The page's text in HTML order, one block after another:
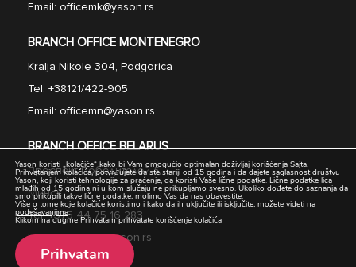
Email: officemk@yason.rs
BRANCH OFFICE MONTENEGRO
Kralja Nikole 304, Podgorica
Tel: +38121/422-905
Email: officemn@yason.rs
BRANCH OFFICE BELARUS
Проспект Победителeй 5,
Минск
Tel: +375 44 75 16 283
Email:officeby@yason.rs
Yason koristi „kolačiće“ kako bi Vam omogućio optimalan doživljaj korišćenja Sajta.
Prihvatanjem kolačića, potvrđujete da ste stariji od 15 godina i da dajete saglasnost društvu
Yason, koji koristi tehnologije za praćenje, da koristi Vaše lične podatke. Lične podatke lica
mlađih od 15 godina ni u kom slučaju ne prikupljamo svesno. Ukoliko dođete do saznanja da
smo prikupili takve lične podatke, molimo Vas da nas obavestite.
Više o tome koje kolačiće koristimo i kako da ih uključite ili isključite, možete videti na
podešavanjima.
Klikom na dugme Prihvatam prihvatate korišćenje kolačića
Prihvatam